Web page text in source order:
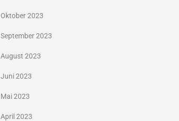
Oktober 2023
September 2023
August 2023
Juni 2023
Mai 2023
April 2023